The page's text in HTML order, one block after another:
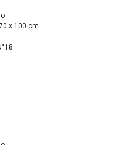
x 100 cm